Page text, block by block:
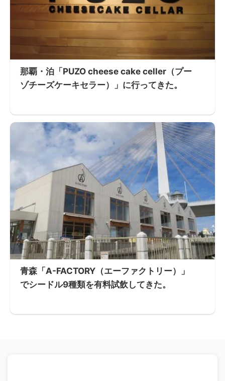
那覇・泊「PUZO cheese cake celler（プー
ゾチーズケーキセラー）」に行ってきた。
青森「A-FACTORY（エーファクトリー）」
でシードル9種類を有料試飲してきた。